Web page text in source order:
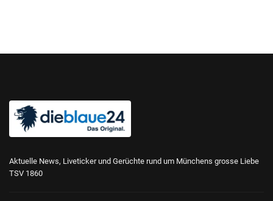
Aktuelle News, Liveticker und Gerüchte rund um Münchens grosse Liebe
TSV 1860